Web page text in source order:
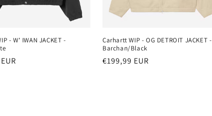
- W' IWAN JACKET -
Carhartt WIP - OG DETROIT JACKET -
Barchan/Black
Normaler
€199,99 EUR